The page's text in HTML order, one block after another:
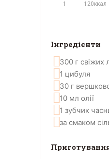
1 120ккал
Інгредієнти
300 г свіжих
1 цибуля
30 г
10 мл олії
1 зубчик
за смаком